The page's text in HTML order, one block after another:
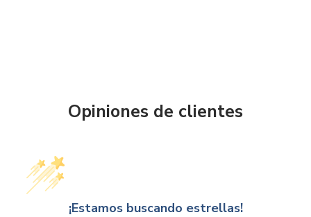
Opiniones de clientes
¡Estamos buscando estrellas!